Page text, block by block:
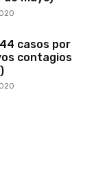
casos por
contagios